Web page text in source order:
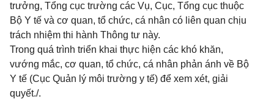
trưởng, Tổng cục trường các Vụ, Cục, Tổng cục thuộc
Bộ Y tế và cơ quan, tổ chức, cá nhân có liên quan chịu
trách nhiệm thi hành Thông tư này.
Trong quá trình triển khai thực hiện các khó khăn,
vướng mắc, cơ quan, tổ chức, cá nhân phản ánh về Bộ
Y tế (Cục Quản lý môi trường y tế) để xem xét, giải
quyết./.